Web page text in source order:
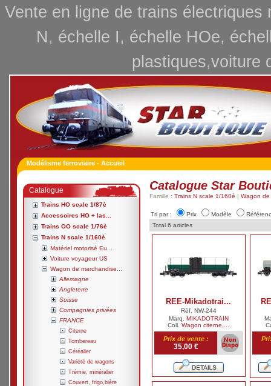
Vente en ligne de trains
N, échelle I, échelle HOe,
plastiques,voiture
Modélisme ferroviaire - Accueil
Catalogue
Trains HO scale 1/87è
Accessoires HO + las...
Trains OO scale 1/76è
Trains N scale 1/160è
Matériel motorisé Eu...
Voiture voyageur US
Wagon de marchandise...
Allemagne
Angleterre
Suisse
Compagnies privées
FRANCE
Citerne
Tombereau
Céréalier
Variété de wagons
Trémie, minéralier
Couvert, frigo,bière
Catalogue Star
Famille : Trains N scale 1/160è | Wagon
Tri par : Prix Modèle
Total 6 articles
REE-Mikadotrai...
Réf. NW-244
Marq. MIKADOTRAIN
Coll. Wagon citerne,...
Prix de vente :
35,00 €